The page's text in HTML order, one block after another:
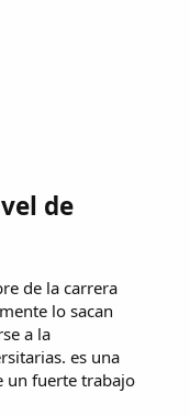
de
de la carrera
lo sacan
a la
es una
un fuerte trabajo